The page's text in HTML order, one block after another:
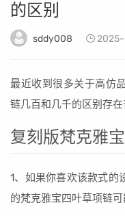
的区别
sddy008
最近收到很多关于高仿
链几百和几千的区别存在
复刻版梵克雅
1、如果你喜欢该款式的
的梵克雅宝四叶草项链可